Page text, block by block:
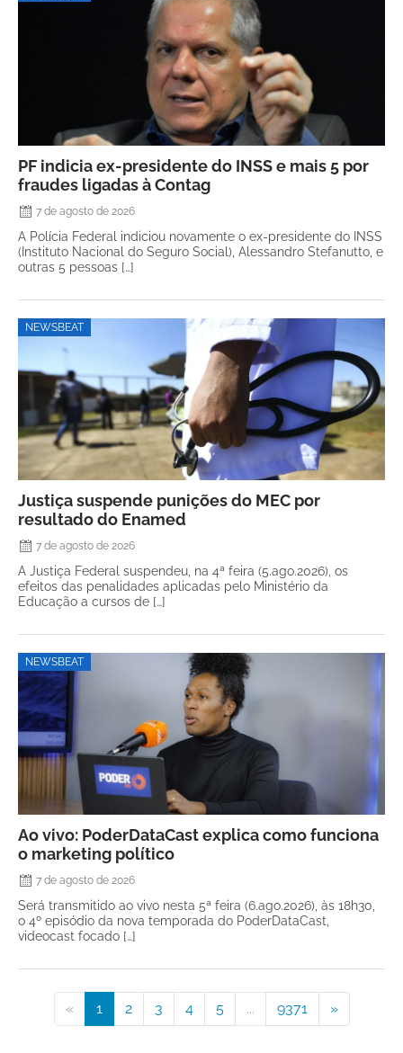
PF indicia ex-presidente do INSS e mais 5 por
fraudes ligadas à Contag
7 de agosto de 2026
A Polícia Federal indiciou novamente o ex-presidente do INSS
(Instituto Nacional do Seguro Social), Alessandro Stefanutto, e
outras 5 pessoas […]
NEWSBEAT
Justiça suspende punições do MEC por
resultado do Enamed
7 de agosto de 2026
A Justiça Federal suspendeu, na 4ª feira (5.ago.2026), os
efeitos das penalidades aplicadas pelo Ministério da
Educação a cursos de […]
NEWSBEAT
Ao vivo: PoderDataCast explica como funciona
o marketing político
7 de agosto de 2026
Será transmitido ao vivo nesta 5ª feira (6.ago.2026), às 18h30,
o 4º episódio da nova temporada do PoderDataCast,
videocast focado […]
« 1 2 3 4 5 ... 9371 »